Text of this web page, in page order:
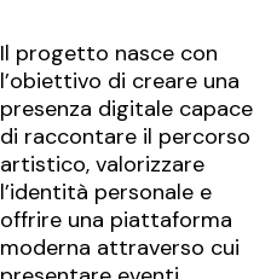
Il progetto nasce con
l’obiettivo di creare una
presenza digitale capace
di raccontare il percorso
artistico, valorizzare
l’identità personale e
offrire una piattaforma
moderna attraverso cui